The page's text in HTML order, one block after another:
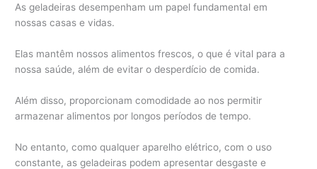
As geladeiras desempenham um papel fundamental em
nossas casas e vidas.
Elas mantêm nossos alimentos frescos, o que é vital para a
nossa saúde, além de evitar o desperdício de comida.
Além disso, proporcionam comodidade ao nos permitir
armazenar alimentos por longos períodos de tempo.
No entanto, como qualquer aparelho elétrico, com o uso
constante, as geladeiras podem apresentar desgaste e